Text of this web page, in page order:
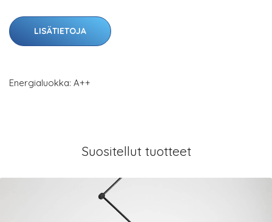
LISÄTIETOJA
Energialuokka: A++
Suositellut tuotteet